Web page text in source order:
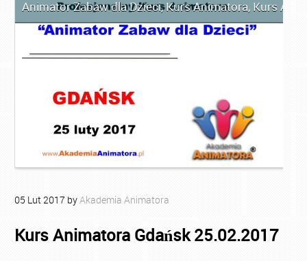
Animator Zabaw dla Dzieci,Kurs Animatora, Kurs
05 Lut2017 byAkademia Animatora
Kurs Animatora Gdańsk 25.02.2017